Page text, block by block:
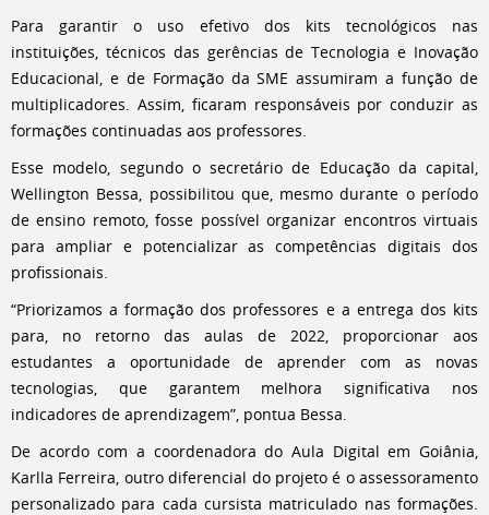
Para garantir o uso efetivo dos kits tecnológicos nas
instituições, técnicos das gerências de Tecnologia e Inovação
Educacional, e de Formação da SME assumiram a função de
multiplicadores. Assim, ficaram responsáveis por conduzir as
formações continuadas aos professores.
Esse modelo, segundo o secretário de Educação da capital,
Wellington Bessa, possibilitou que, mesmo durante o período
de ensino remoto, fosse possível organizar encontros virtuais
para ampliar e potencializar as competências digitais dos
profissionais.
“Priorizamos a formação dos professores e a entrega dos kits
para, no retorno das aulas de 2022, proporcionar aos
estudantes a oportunidade de aprender com as novas
tecnologias, que garantem melhora significativa nos
indicadores de aprendizagem”, pontua Bessa.
De acordo com a coordenadora do Aula Digital em Goiânia,
Karlla Ferreira, outro diferencial do projeto é o assessoramento
personalizado para cada cursista matriculado nas formações.